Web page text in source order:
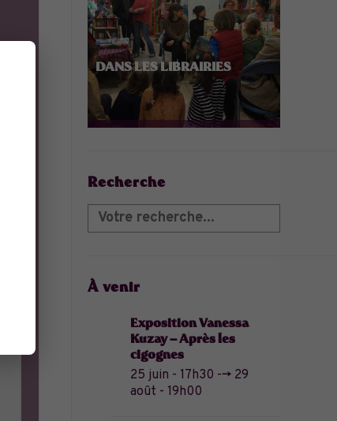
DANS LES LIBRAIRIES
Recherche
À venir
Exposition Vanessa
Kuzay – Après les
cigognes
25 juin - 17h30 --> 29
août - 19h00